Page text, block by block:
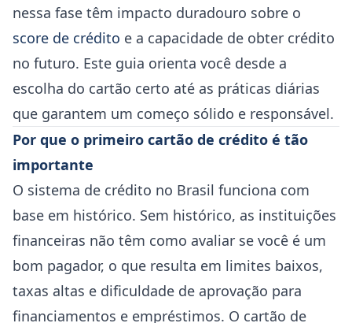
nessa fase têm impacto duradouro sobre o
score de crédito e a capacidade de obter crédito
no futuro. Este guia orienta você desde a
escolha do cartão certo até as práticas diárias
que garantem um começo sólido e responsável.
Por que o primeiro cartão de crédito é tão
importante
O sistema de crédito no Brasil funciona com
base em histórico. Sem histórico, as instituições
financeiras não têm como avaliar se você é um
bom pagador, o que resulta em limites baixos,
taxas altas e dificuldade de aprovação para
financiamentos e empréstimos. O cartão de